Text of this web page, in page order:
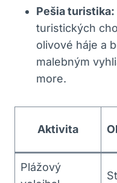
Pešia turistika:
turistických
olivové háje a
malebným
more.
Aktivita
Plážový